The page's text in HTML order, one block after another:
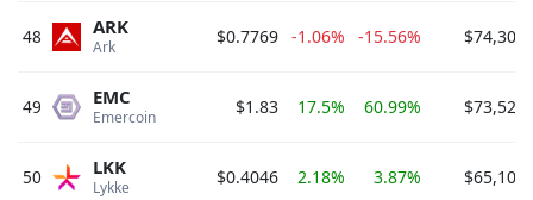
48 Ark
ARK $0.7769 -1.06% -15.56%
49 Emercoin
EMC $1.83 17.5% 60.99%
50 Lykke
LKK $0.4046 2.18% 3.87%